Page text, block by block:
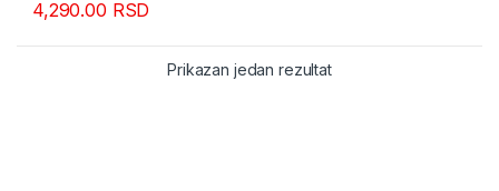
4,290.00 RSD
Prikazan jedan rezultat